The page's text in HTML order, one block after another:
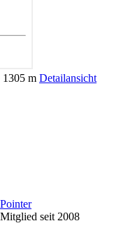
1305 m Detailansicht
Pointer
Mitglied seit 2008